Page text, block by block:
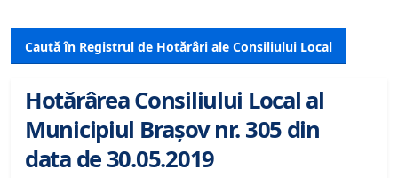
Caută în Registrul de Hotărâri ale Consiliului Local
Hotărârea Consiliului Local al
Municipiul Brașov nr. 305 din
data de 30.05.2019